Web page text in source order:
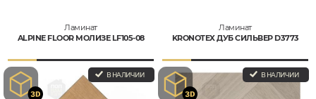
Ламинат
ALPINE FLOOR МОЛИЗЕ LF105-08
В НАЛИЧИИ
Ламинат
KRONOTEX ДУБ СИЛЬВЕР D3773
В НАЛИЧИИ